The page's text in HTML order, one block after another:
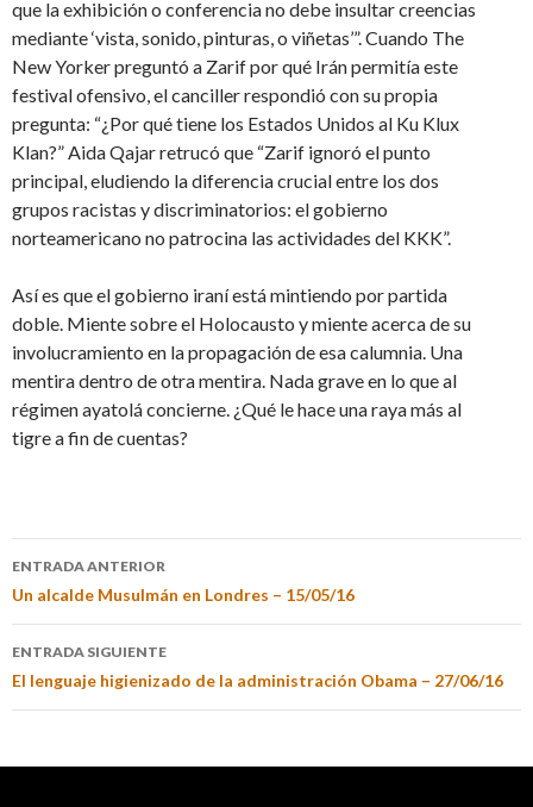
que la exhibición o conferencia no debe insultar creencias
mediante ‘vista, sonido, pinturas, o viñetas’”. Cuando The
New Yorker preguntó a Zarif por qué Irán permitía este
festival ofensivo, el canciller respondió con su propia
pregunta: “¿Por qué tiene los Estados Unidos al Ku Klux
Klan?” Aida Qajar retrucó que “Zarif ignoró el punto
principal, eludiendo la diferencia crucial entre los dos
grupos racistas y discriminatorios: el gobierno
norteamericano no patrocina las actividades del KKK”.
Así es que el gobierno iraní está mintiendo por partida
doble. Miente sobre el Holocausto y miente acerca de su
involucramiento en la propagación de esa calumnia. Una
mentira dentro de otra mentira. Nada grave en lo que al
régimen ayatolá concierne. ¿Qué le hace una raya más al
tigre a fin de cuentas?
ENTRADA ANTERIOR
Un alcalde Musulmán en Londres – 15/05/16
ENTRADA SIGUIENTE
El lenguaje higienizado de la administración Obama – 27/06/16